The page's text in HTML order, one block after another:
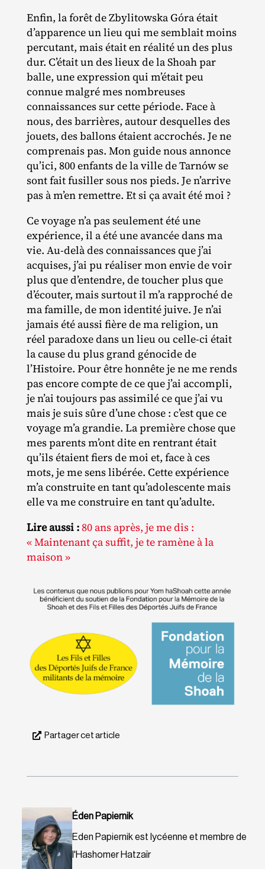
Enfin, la forêt de Zbylitowska Góra était
d’apparence un lieu qui me semblait moins
percutant, mais était en réalité un des plus
dur. C’était un des lieux de la Shoah par
balle, une expression qui m’était peu
connue malgré mes nombreuses
connaissances sur cette période. Face à
nous, des barrières, autour desquelles des
jouets, des ballons étaient accrochés. Je ne
comprenais pas. Mon guide nous annonce
qu’ici, 800 enfants de la ville de Tarnów se
sont fait fusiller sous nos pieds. Je n’arrive
pas à m’en remettre. Et si ça avait été moi ?
Ce voyage n’a pas seulement été une
expérience, il a été une avancée dans ma
vie. Au‐​delà des connaissances que j’ai
acquises, j’ai pu réaliser mon envie de voir
plus que d’entendre, de toucher plus que
d’écouter, mais surtout il m’a rapproché de
ma famille, de mon identité juive. Je n’ai
jamais été aussi fière de ma religion, un
réel paradoxe dans un lieu ou celle‐​ci était
la cause du plus grand génocide de
l’Histoire. Pour être honnête je ne me rends
pas encore compte de ce que j’ai accompli,
je n’ai toujours pas assimilé ce que j’ai vu
mais je suis sûre d’une chose : c’est que ce
voyage m’a grandie. La première chose que
mes parents m’ont dite en rentrant était
qu’ils étaient fiers de moi et, face à ces
mots, je me sens libérée. Cette expérience
m’a construite en tant qu’adolescente mais
elle va me construire en tant qu’adulte.
Lire aussi :80 ans après, je me dis :
« Maintenant ça suffit, je te ramène à la
maison »
Partager cet article
Éden Papiernik
Eden Papiernik est lycéenne et membre de
l'Hashomer Hatzaïr